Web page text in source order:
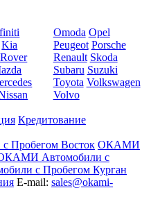
Kia
Omoda Opel
Peugeot Porsche
Renault Skoda
Subaru Suzuki
Toyota Volkswagen
Volvo
Кредитование
Пробегом Восток ОКАМИ
Автомобили с
с Пробегом Курган
E-mail: sales@okami-